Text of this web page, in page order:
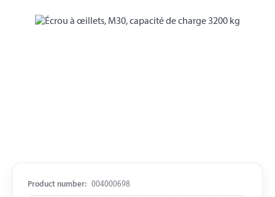
Skip image gallery
Product number: 004000698